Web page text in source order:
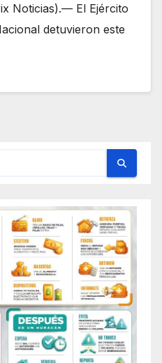
Noticias).— El Ejército
detuvieron este